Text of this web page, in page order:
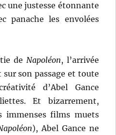
une justesse étonnante
panache les envolées
de Napoléon, l’arrivée
son passage et toute
d’Abel Gance
Et bizarrement,
immenses films muets
), Abel Gance ne